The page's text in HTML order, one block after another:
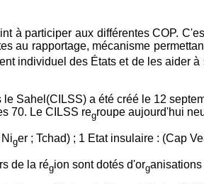
à participer aux différentes COP.
au rapportage, mécanisme
individuel des États et de les aider
Sahel(CILSS) a été créé le 12
70. Le CILSS regroupe aujourd'hui
ger ; Tchad) ; 1 Etat insulaire : (Cap
de la région sont dotés d'organisations